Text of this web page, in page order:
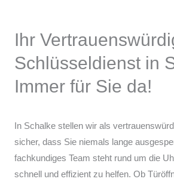
Ihr
Schlüsseldienst in
Immer für Sie da!
In Schalke stellen wir als
sicher, dass Sie niemals lange
fachkundiges Team steht rund um die
schnell und effizient zu helfen. Ob